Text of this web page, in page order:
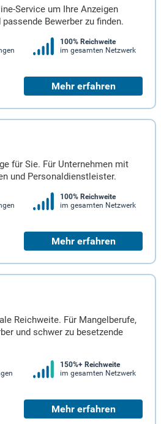
Service um Ihre Anzeigen
Bewerber zu finden.
100% Reichweite
im gesamten Netzwerk
Mehr erfahren
für Sie. Für Unternehmen mit
und Personaldienstleister.
100% Reichweite
im gesamten Netzwerk
Mehr erfahren
Reichweite. Für Mangelberufe,
und schwer zu besetzende
150%+ Reichweite
im gesamten Netzwerk
Mehr erfahren